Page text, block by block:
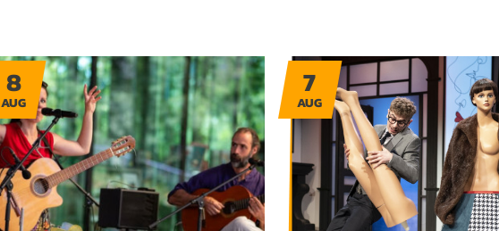
8
AUG
7
AUG